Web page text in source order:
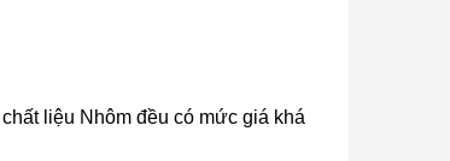
liệu Nhôm đều có mức giá khá